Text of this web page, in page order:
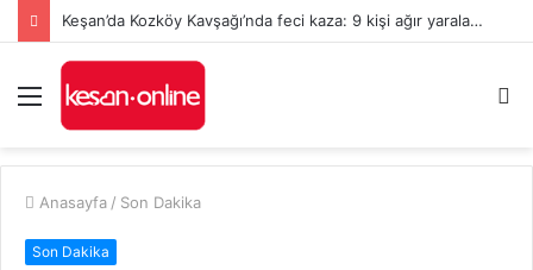
Keşan’da Kozköy Kavşağı’nda feci kaza: 9 kişi ağır yaralandı
Menü
...
Anasayfa / Son Dakika
Son Dakika